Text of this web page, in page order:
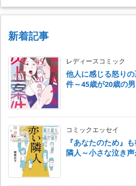
新着記事
レディースコミック
他人に感じる怒り
件～45歳が20歳の
コミックエッセイ
『あなたのため』
隣人～小さな泣き